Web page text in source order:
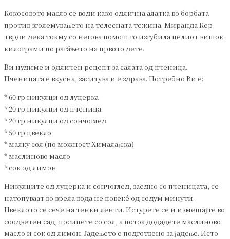
Кокосовото масло се води како одлична алатка во борбата
против зголемувањето на телесната тежина. Миранда Кер
тврди дека токму со негова помош го изгубила целиот вишок
килограми по раѓањето на првото дете.
Ви нудиме и одличен рецепт за салата од пченица.
Пченицата е вкусна, заситува и е здрава. Потребно Ви е:
* 60 гр никулци од луцерка
* 20 гр никулци од пченица
* 20 гр никулци од сончоглед
* 50 гр цвекло
* малку сол (по можност Хималајска)
* маслиново масло
* сок од лимон
Никулците од луцерка и сончоглед, заедно со пченицата, се
натопуваат во врела вода не повеќе од седум минути.
Цвеклото се сече на тенки ленти. Истурете се и измешајте во
соодветен сад, посипете со сол, а потоа додадете маслиново
масло и сок од лимон. Јадењето е подготвено за јадење. Исто